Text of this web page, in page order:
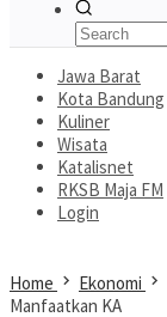
Jawa Barat
Kota Bandung
Kuliner
Wisata
Katalisnet
RKSB Maja FM
Login
Home Ekonomi
Manfaatkan KA